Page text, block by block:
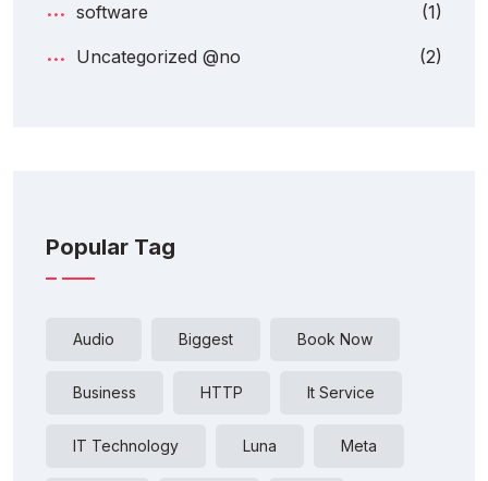
software (1)
Uncategorized @no (2)
Popular Tag
Audio Biggest Book Now
Business HTTP It Service
IT Technology Luna Meta